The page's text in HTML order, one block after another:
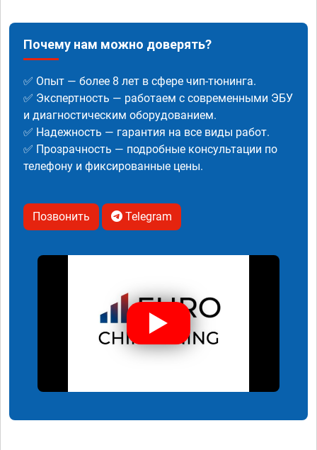
Почему нам можно доверять?
✅ Опыт — более 8 лет в сфере чип-тюнинга.
✅ Экспертность — работаем с современными ЭБУ
и диагностическим оборудованием.
✅ Надежность — гарантия на все виды работ.
✅ Прозрачность — подробные консультации по
телефону и фиксированные цены.
Позвонить Telegram